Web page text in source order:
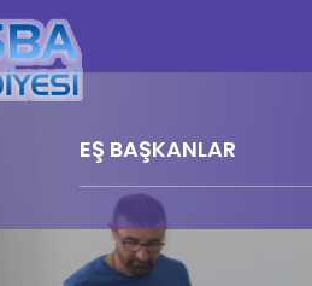
EŞ BAŞKANLAR